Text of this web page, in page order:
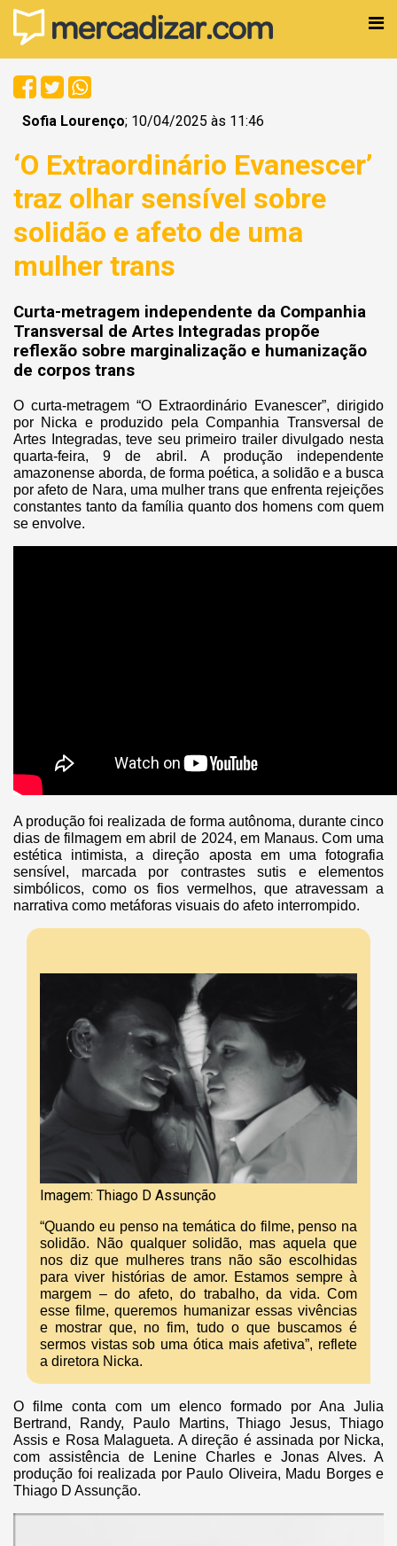
Sofia Lourenço; 10/04/2025 às 11:46
‘O Extraordinário Evanescer’
traz olhar sensível sobre
solidão e afeto de uma
mulher trans
Curta-metragem independente da Companhia
Transversal de Artes Integradas propõe
reflexão sobre marginalização e humanização
de corpos trans
O curta-metragem “O Extraordinário Evanescer”, dirigido
por Nicka e produzido pela Companhia Transversal de
Artes Integradas, teve seu primeiro trailer divulgado nesta
quarta-feira, 9 de abril. A produção independente
amazonense aborda, de forma poética, a solidão e a busca
por afeto de Nara, uma mulher trans que enfrenta rejeições
constantes tanto da família quanto dos homens com quem
se envolve.
A produção foi realizada de forma autônoma, durante cinco
dias de filmagem em abril de 2024, em Manaus. Com uma
estética intimista, a direção aposta em uma fotografia
sensível, marcada por contrastes sutis e elementos
simbólicos, como os fios vermelhos, que atravessam a
narrativa como metáforas visuais do afeto interrompido.
Imagem: Thiago D Assunção
“Quando eu penso na temática do filme, penso na
solidão. Não qualquer solidão, mas aquela que
nos diz que mulheres trans não são escolhidas
para viver histórias de amor. Estamos sempre à
margem – do afeto, do trabalho, da vida. Com
esse filme, queremos humanizar essas vivências
e mostrar que, no fim, tudo o que buscamos é
sermos vistas sob uma ótica mais afetiva”, reflete
a diretora Nicka.
O filme conta com um elenco formado por Ana Julia
Bertrand, Randy, Paulo Martins, Thiago Jesus, Thiago
Assis e Rosa Malagueta. A direção é assinada por Nicka,
com assistência de Lenine Charles e Jonas Alves. A
produção foi realizada por Paulo Oliveira, Madu Borges e
Thiago D Assunção.